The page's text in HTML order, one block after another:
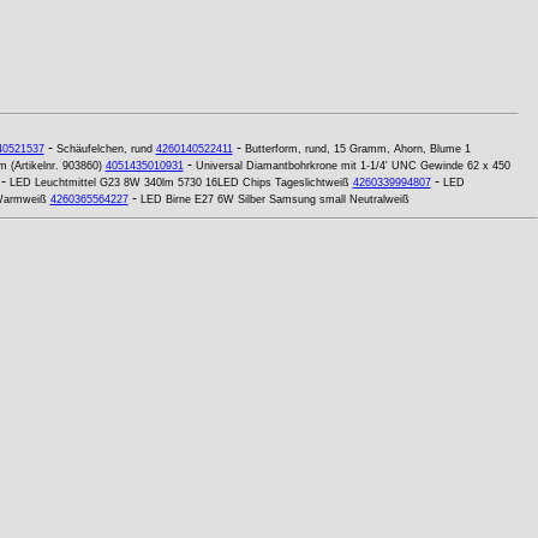
- Schäufelchen, rund 4260140522411- Butterform, rund, 15 Gramm, Ahorn, Blume 1
(Artikelnr. 903860) 4051435010931- Universal Diamantbohrkrone mit 1-1/4' UNC Gewinde 62 x 450
LED Leuchtmittel G23 8W 340lm 5730 16LED Chips Tageslichtweiß 4260339994807- LED
4260365564227- LED Birne E27 6W Silber Samsung small Neutralweiß